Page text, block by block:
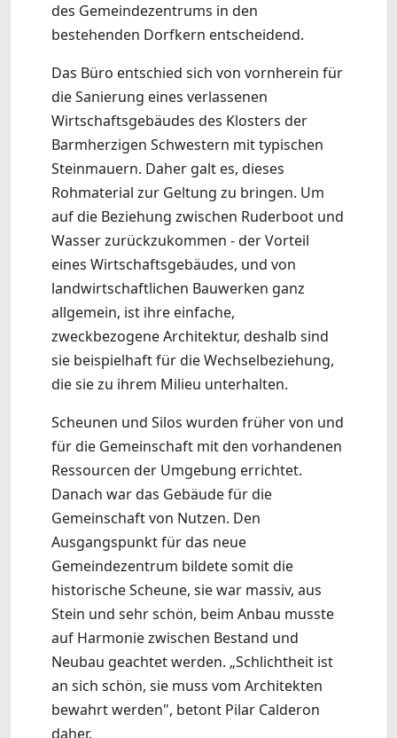
des Gemeindezentrums in den
bestehenden Dorfkern entscheidend.
Das Büro entschied sich von vornherein für
die Sanierung eines verlassenen
Wirtschaftsgebäudes des Klosters der
Barmherzigen Schwestern mit typischen
Steinmauern. Daher galt es, dieses
Rohmaterial zur Geltung zu bringen. Um
auf die Beziehung zwischen Ruderboot und
Wasser zurückzukommen - der Vorteil
eines Wirtschaftsgebäudes, und von
landwirtschaftlichen Bauwerken ganz
allgemein, ist ihre einfache,
zweckbezogene Architektur, deshalb sind
sie beispielhaft für die Wechselbeziehung,
die sie zu ihrem Milieu unterhalten.
Scheunen und Silos wurden früher von und
für die Gemeinschaft mit den vorhandenen
Ressourcen der Umgebung errichtet.
Danach war das Gebäude für die
Gemeinschaft von Nutzen. Den
Ausgangspunkt für das neue
Gemeindezentrum bildete somit die
historische Scheune, sie war massiv, aus
Stein und sehr schön, beim Anbau musste
auf Harmonie zwischen Bestand und
Neubau geachtet werden. „Schlichtheit ist
an sich schön, sie muss vom Architekten
bewahrt werden", betont Pilar Calderon
daher.